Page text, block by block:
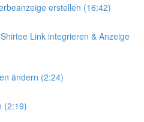
erstellen (16:42)
Link integrieren & Anzeige
ändern (2:24)
(2:19)